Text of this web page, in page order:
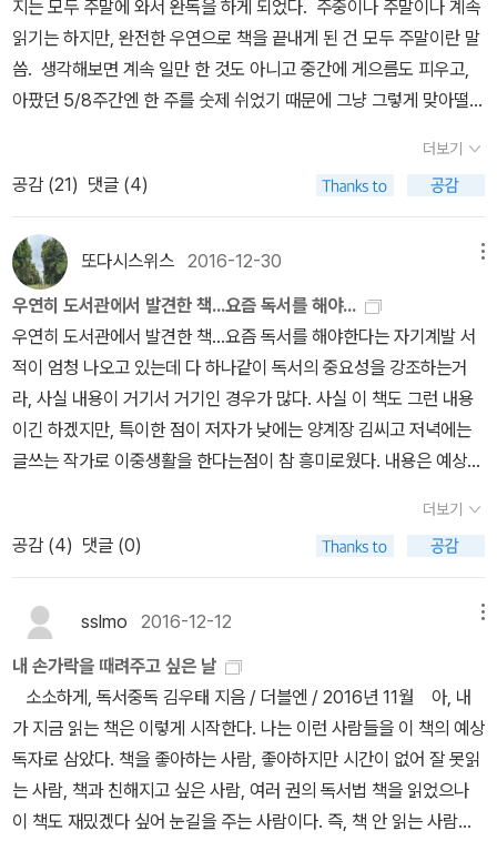
한 뜻풀이라고 할 수 있는데, 이 의미는 '계발'의 의미와 거의 같습니
다. 따라서 '개발'이 의미의 폭이 넓다고 할 수 있습니다. '개발'과 '계
발'을 비교해 보면 모두 상태를 개선해 나간다는 점에서 의미가 공통
어 있어야 하지만 '개발'에는 이러한 전제가 없습니다. 이러한 점을 고
려하면 '개발'은 단지 상태를 개선해 나간다는 의미만 있지만 '계발'은
잠재되어 있는 속성을 더 나아지게 한다는 의미가 있음을 알 수 있습
니다. '능력'이 전혀 없지만 '개발'하겠다고 말할 수는 있어도 '계발'하
겠다고 말하면 어색하다고 느껴지는 이유도 이러한 의미 차이 때문입
니다.계발이 인간의 속성을 가리키는 말에만 국한된다고 생각해서 개
발을 택한 것일 수도 있지만,이왕이면 '잠재되어 있는 속성'이 더 나아
지는게 낫지 않겠는가 말이다. 앞부분은 그래도 독서중독에 관한 얘
기에 가까웠다면, 뒤로 갈수록 자기계발서의 성격이 강하다. 남들이
좋다고 하니 무작정 따라 읽지 말고 나에게 맞는 책과 읽기 방법이 무
엇인지 고민해 보라는데,이 책이 200% 도와줄거라는데,같은 내용이
계속 반복되고, 게다가 맺음말은 2008년에 쓴 책을 고대로 옮겨놓는
신 거다, 된장, 매실액, 고기 굽는 불판이랑 같이- 한다. 그러고 살펴
보니 그 다방이라(고 주장하)는 곳 지역 번호가 053이긴 하다. 탈룰
라. 아, 누가 이 집에 들이닥치기 전에 저 민망한 것을 소진해야만 하
사정으로 또 미루어졌다고 합니다. --- 읽은 --- 329. 사랑이
아닌 것은 별 사이하테 타히 지음 / 정수윤 옮김 / 마음산책 / 2020
나의 가치가 너의 욕망으로 규정될 정도라면, 나는 그런 가치 필요
없어. 사랑과 희망이라는 언어의 보호도 필요 없다. 죽은 물고기가, 러
브레터로 만든 옷을 입고 있는 교실. 다 함께, 라는 말에 섞여들지 못
하면 죽을 거래. 무서워. 외로움이, 나를, 너에게 팔고자 한다. 사랑
해달라고 조르는 건 폭력이다. 그러니 꼭 끌어안고 싶다고 말해본다.
차라리 욕정으로 말하는 게 믿음이 간다고 했던 애가, 누구였더라. 아
무도 좋아하지 않으면서, 그냥 결혼해 아이를 낳고 죽는 인생은, 평온
한 행복감으로 가득했다. 너보다 훨씬 더 널 사랑하는 사람이 있다
오늘도 우리 반 친구 하나가, 자기가 죽으면 여기저기 화제가 될 거라
다면, 그다음엔 죽어도 좋은, 폭력적인 감정 밤, 외롭니, 죽어도 외로
워서, 누군가에게 사랑을 받고, 그 사람을 버려두고 떠나며, 죽어보고
것들은 사실 모두 성욕이었다. 그러니 여러분 사랑에 목을 매는 일은
목을 매다는 일입니다. 멈추세요. 믿지 마세요. 그냥 죽자구요. 이 별
라면 하고 싶은데 그 불가능성이 보여서 길고 느슨하게 좌절하고 환
멸하다가 그것을 태도로 삼은 사람처럼 보이기도 한다. 환멸은 그냥
지는 모두 주말에 와서 완독을 하게 되었다. 주중이나 주말이나 계속
읽기는 하지만, 완전한 우연으로 책을 끝내게 된 건 모두 주말이란 말
씀. 생각해보면 계속 일만 한 것도 아니고 중간에 게으름도 피우고,
아팠던 5/8주간엔 한 주를 숫제 쉬었기 때문에 그냥 그렇게 맞아떨어
기회가 되면 읽을 책을 늘려가고 있으니 이 부분만큼은 지난 5년 동
안 변하지 않은 것 같다. 앞서 짧게 남겼지만, 책을 한 권 쓴다는 건
대단한 일이다. 물론 요즘엔 블로그에 조금씩 글을 남기고 이를 다시
책으로 편집하는 경우도 많아서 한번에 쓰는 건 전업작가가 아닌 이
상 별로 없는 것 같지만, 어쨌든 저쨌든 자기 이름을 달고 나온 책은
특별하다. 거기에 태어나서 첫 30년은 책을 모르고 살다가 30대에
시작한 독서를 지금까지 꾸준히 이어왔다는 점도 저자를 인정해 줄
수 있는 부분이다. 하지만 아쉽게도 거기까지가 내가 본 전부라고 하
겠다. 책을 쓰려면 조금 더 많은 책을 읽고 사유를 했으면 한다. 나이
40에 quote하는 작가가 고작 이모씨, 김모씨, 구본형씨 정도면 너무
가볍게 느껴진다. 기대하기로는 개인의 독서생활을 엿볼 것으로 생
각했는데 읽다가 보니 그냥 김모씨가 많이 생각나는 자계서 근처로
보였다. 반복도 좀 그랬지만, 최소한 어떤 위인이나 작가를 quote하
모씨가 어디서 찾아서 복각했거나 인용을 위해 앞뒤를 잘라내고 도입
한 사례를 다시 quote하는 건 이 책이나 저자에 대한 impression을
많이 떨어뜨렸다. 나 역시 힘든 시절에 또는 어떤 특정한 인생의 sta
ge마다 Secret이나 이모씨, 김모씨를 비롯해서 수많은 자계서를 뒤
지고 다닌 적이 있다. 심지어 내가 쓴 예전의 글을 보면 이들을 꽤 높
게 평가한 것도 있고, 그 시절의 나라면 여전히 그렇게 할 것 같다. 다
만 내 독서의 양이 늘어나고 다양한 것을 접하고 깊이 생각하고 여러
더보기
공감 (21) 댓글 (4)
또다시스위스 2016-12-30
우연히 도서관에서 발견한 책...요즘 독서를 해야...
우연히 도서관에서 발견한 책...요즘 독서를 해야한다는 자기계발 서
적이 엄청 나오고 있는데 다 하나같이 독서의 중요성을 강조하는거
라, 사실 내용이 거기서 거기인 경우가 많다. 사실 이 책도 그런 내용
이긴 하겠지만, 특이한 점이 저자가 낮에는 양계장 김씨고 저녁에는
글쓰는 작가로 이중생활을 한다는점이 참 흥미로웠다. 내용은 예상했
을 재미있게 풀어가고 있다. 저자 본인도 학교다닐때 책도 거의 안읽
고 책을 좋아하지 않고 결혼해서도 게임에 중독된 상태로 살았다. 하
지만 육아문제를 두고 아내와의 전쟁을 통해 30대 초반 무엇을 할것
인가 고민하다가 결국 자신에게 맞는 취미는 독서와 글쓰기라고 고백
한다. 수많은 책을 읽고 어느날 갑자기 글이 쓰고 싶었다고 하면 그는
이미 경지에 이른것이다. 독서가 삶에 정착되고 몇백권을 읽고나서
아웃풋이 이루어질지는 개인적인 차이에 달려있지만 어느정도 경지
에 이르고 물이 끓기 시작하면 아웃풋(글로 쓰기)이 나온다고 한다.6
6페이지 : 블로그 이웃중에 퇴근 후 곧바로 집으로 가지 않고 근처 카
페를 찾는 이가 있다. 그는 카페에서 책을 읽고 글을 쓴다. 퇴근후의
피로를 그렇게 푸는 것이다. 커피 한잔 시켜놓고 하루의 긴장을 풀면
더보기
공감 (4) 댓글 (0)
sslmo 2016-12-12
내 손가락을 때려주고 싶은 날
소소하게, 독서중독 김우태 지음 / 더블엔 / 2016년 11월 아, 내
가 지금 읽는 책은 이렇게 시작한다. 나는 이런 사람들을 이 책의 예상
독자로 삼았다. 책을 좋아하는 사람, 좋아하지만 시간이 없어 잘 못읽
는 사람, 책과 친해지고 싶은 사람, 여러 권의 독서법 책을 읽었으나
이 책도 재밌겠다 싶어 눈길을 주는 사람이다. 즉, 책 안 읽는 사람들